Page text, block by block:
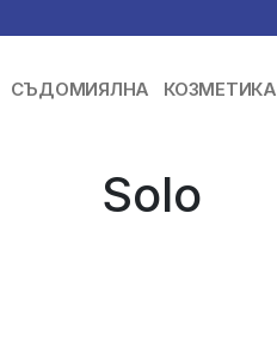
СЪДОМИЯЛНА КОЗМЕТИКА
Solo